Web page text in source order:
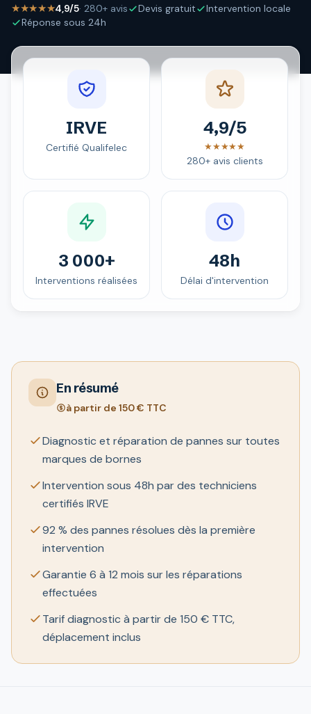
★★★★★4,9/5· 280+ avis Devis gratuit
Intervention locale
Réponse sous 24h
IRVE
Certifié Qualifelec
4,9/5
★★★★★
280+ avis clients
3 000+
Interventions réalisées
48h
Délai d'intervention
En résumé
à partir de 150 € TTC
Diagnostic et réparation de pannes sur toutes
marques de bornes
Intervention sous 48h par des techniciens
certifiés IRVE
92 % des pannes résolues dès la première
intervention
Garantie 6 à 12 mois sur les réparations
effectuées
Tarif diagnostic à partir de 150 € TTC,
déplacement inclus